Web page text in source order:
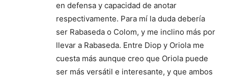
en defensa y capacidad de anotar
respectivamente. Para mí la duda debería
ser Rabaseda o Colom, y me inclino más por
llevar a Rabaseda. Entre Diop y Oriola me
cuesta más aunque creo que Oriola puede
ser más versátil e interesante, y que ambos